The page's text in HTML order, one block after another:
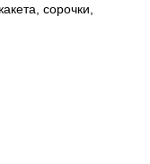
сорочки,